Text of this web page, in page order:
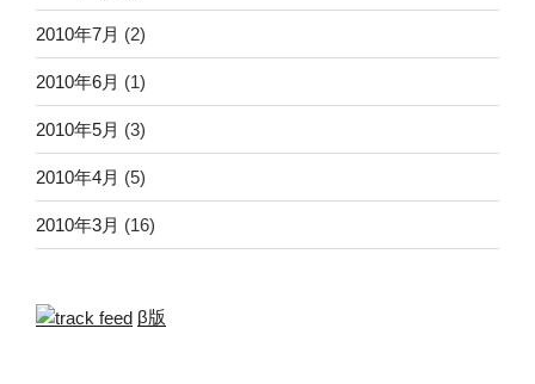
2010年7月 (2)
2010年6月 (1)
2010年5月 (3)
2010年4月 (5)
2010年3月 (16)
β版